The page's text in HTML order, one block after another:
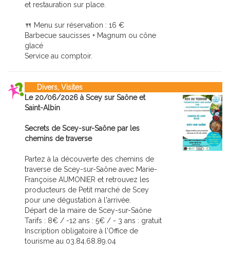
et restauration sur place.
🍴 Menu sur réservation : 16 €
Barbecue saucisses + Magnum ou cône
glacé
Service au comptoir.
Divers, Visites
Le 20/06/2026 à Scey sur Saône et
Saint-Albin
Secrets de Scey-sur-Saône par les
chemins de traverse
Partez à la découverte des chemins de
traverse de Scey-sur-Saône avec Marie-
Françoise AUMONIER et retrouvez les
producteurs de Petit marché de Scey
pour une dégustation à l'arrivée.
Départ de la maire de Scey-sur-Saône
Tarifs : 8€ / -12 ans : 5€ / - 3 ans : gratuit
Inscription obligatoire à l'Office de
tourisme au 03.84.68.89.04